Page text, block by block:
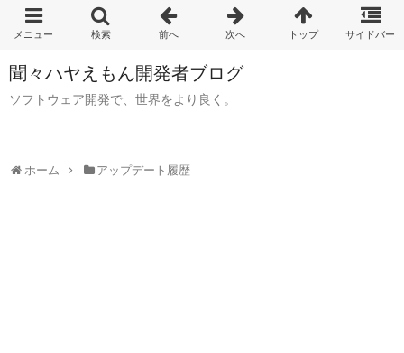
聞々ハヤえもん開発者ブログ
ソフトウェア開発で、世界をより良く。
ホーム アップデート履歴